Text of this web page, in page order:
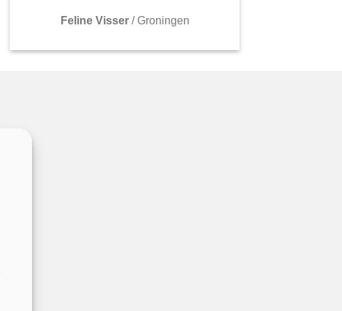
Feline Visser / Groningen